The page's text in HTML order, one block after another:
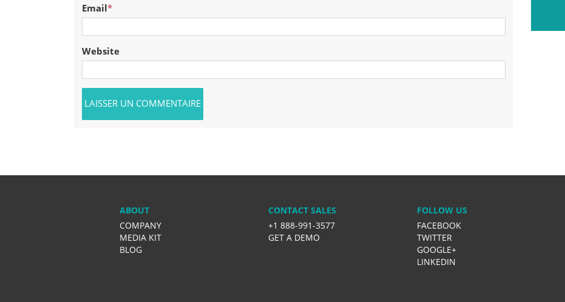
Email*
Website
ABOUT
COMPANY
MEDIA KIT
BLOG
CONTACT SALES
+1 888-991-3577
GET A DEMO
FOLLOW US
FACEBOOK
TWITTER
GOOGLE+
LINKEDIN